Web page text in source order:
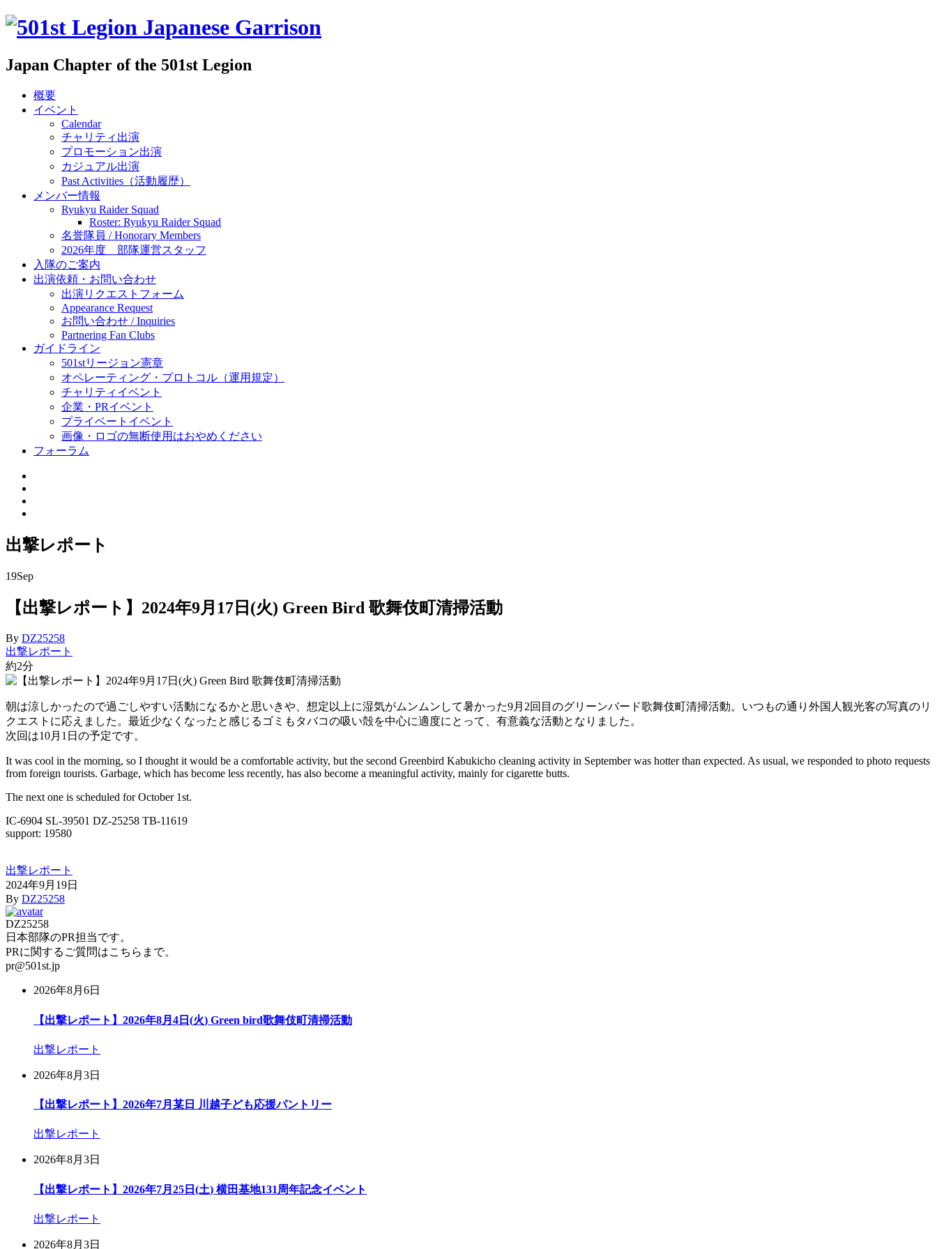
Japan Chapter of the 501st Legion
概要
イベント
Calendar
チャリティ出演
プロモーション出演
カジュアル出演
Past Activities（活動履歴）
メンバー情報
Ryukyu Raider Squad
Roster: Ryukyu Raider Squad
名誉隊員 / Honorary Members
2026年度 部隊運営スタッフ
入隊のご案内
出演依頼・お問い合わせ
出演リクエストフォーム
Appearance Request
お問い合わせ / Inquiries
Partnering Fan Clubs
ガイドライン
501stリージョン憲章
オペレーティング・プロトコル（運用規定）
チャリティイベント
企業・PRイベント
プライベートイベント
画像・ロゴの無断使用はおやめください
フォーラム
出撃レポート
19Sep
【出撃レポート】2024年9月17日(火) Green Bird 歌舞伎町清掃活動
By DZ25258
出撃レポート
約2分
朝は涼しかったので過ごしやすい活動になるかと思いきや、想定以上に湿気がムンムンして暑かった9月2回目のグリーンバード歌舞伎町清掃活動。いつもの通り外国人観光客の写真のリ
クエストに応えました。最近少なくなったと感じるゴミもタバコの吸い殻を中心に適度にとって、有意義な活動となりました。
次回は10月1日の予定です。
It was cool in the morning, so I thought it would be a comfortable activity, but the second Greenbird Kabukicho cleaning activity in September was hotter than expected. As usual, we responded to photo requests
from foreign tourists. Garbage, which has become less recently, has also become a meaningful activity, mainly for cigarette butts.
The next one is scheduled for October 1st.
IC-6904 SL-39501 DZ-25258 TB-11619
support: 19580
出撃レポート
2024年9月19日
By DZ25258
DZ25258
日本部隊のPR担当です。
PRに関するご質問はこちらまで。
pr@501st.jp
2026年8月6日
【出撃レポート】2026年8月4日(火) Green bird歌舞伎町清掃活動
出撃レポート
2026年8月3日
【出撃レポート】2026年7月某日 川越子ども応援パントリー
出撃レポート
2026年8月3日
【出撃レポート】2026年7月25日(土) 横田基地131周年記念イベント
出撃レポート
2026年8月3日